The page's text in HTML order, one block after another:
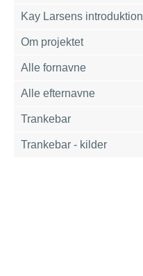
Kay Larsens introduktion
Om projektet
Alle fornavne
Alle efternavne
Trankebar
Trankebar - kilder